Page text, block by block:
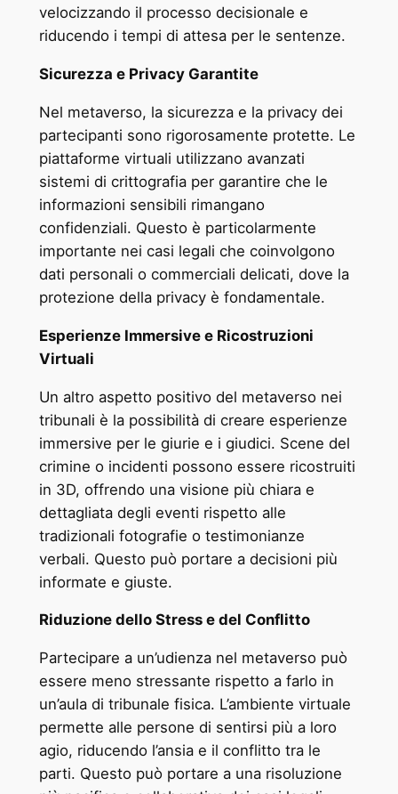
velocizzando il processo decisionale e
riducendo i tempi di attesa per le sentenze.
Sicurezza e Privacy Garantite
Nel metaverso, la sicurezza e la privacy dei
partecipanti sono rigorosamente protette. Le
piattaforme virtuali utilizzano avanzati
sistemi di crittografia per garantire che le
informazioni sensibili rimangano
confidenziali. Questo è particolarmente
importante nei casi legali che coinvolgono
dati personali o commerciali delicati, dove la
protezione della privacy è fondamentale.
Esperienze Immersive e Ricostruzioni
Virtuali
Un altro aspetto positivo del metaverso nei
tribunali è la possibilità di creare esperienze
immersive per le giurie e i giudici. Scene del
crimine o incidenti possono essere ricostruiti
in 3D, offrendo una visione più chiara e
dettagliata degli eventi rispetto alle
tradizionali fotografie o testimonianze
verbali. Questo può portare a decisioni più
informate e giuste.
Riduzione dello Stress e del Conflitto
Partecipare a un’udienza nel metaverso può
essere meno stressante rispetto a farlo in
un’aula di tribunale fisica. L’ambiente virtuale
permette alle persone di sentirsi più a loro
agio, riducendo l’ansia e il conflitto tra le
parti. Questo può portare a una risoluzione